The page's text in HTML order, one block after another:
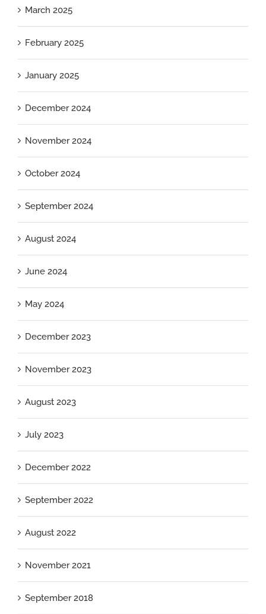
March 2025
February 2025
January 2025
December 2024
November 2024
October 2024
September 2024
August 2024
June 2024
May 2024
December 2023
November 2023
August 2023
July 2023
December 2022
September 2022
August 2022
November 2021
September 2018